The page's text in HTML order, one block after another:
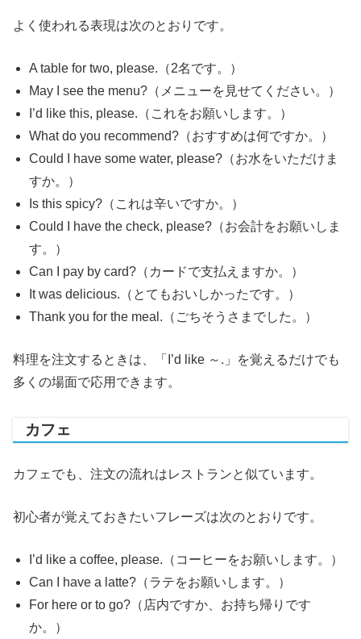
よく使われる表現は次のとおりです。
A table for two, please.（2名です。）
May I see the menu?（メニューを見せてください。）
I’d like this, please.（これをお願いします。）
What do you recommend?（おすすめは何ですか。）
Could I have some water, please?（お水をいただけま
すか。）
Is this spicy?（これは辛いですか。）
Could I have the check, please?（お会計をお願いしま
す。）
Can I pay by card?（カードで支払えますか。）
It was delicious.（とてもおいしかったです。）
Thank you for the meal.（ごちそうさまでした。）
料理を注文するときは、「I’d like ～.」を覚えるだけでも
多くの場面で応用できます。
カフェ
カフェでも、注文の流れはレストランと似ています。
初心者が覚えておきたいフレーズは次のとおりです。
I’d like a coffee, please.（コーヒーをお願いします。）
Can I have a latte?（ラテをお願いします。）
For here or to go?（店内ですか、お持ち帰りです
か。）